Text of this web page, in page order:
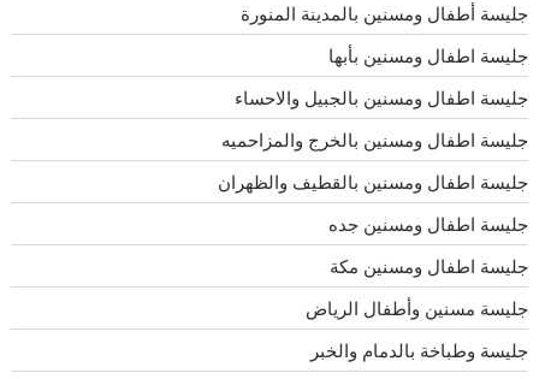
جليسة أطفال ومسنين بالمدينة المنورة
جليسة اطفال ومسنين بأبها
جليسة اطفال ومسنين بالجبيل والاحساء
جليسة اطفال ومسنين بالخرج والمزاحميه
جليسة اطفال ومسنين بالقطيف والظهران
جليسة اطفال ومسنين جده
جليسة اطفال ومسنين مكة
جليسة مسنين وأطفال الرياض
جليسة وطباخة بالدمام والخبر